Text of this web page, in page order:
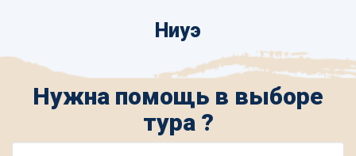
Ниуэ
Нужна помощь в выборе
тура ?